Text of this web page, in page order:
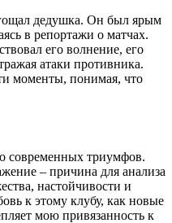
дедушка. Он был ярым
в репортажи о матчах.
его волнение, его
атаки противника.
моменты, понимая, что
современных триумфов.
– причина для анализа
настойчивости и
к этому клубу, как новые
мою привязанность к